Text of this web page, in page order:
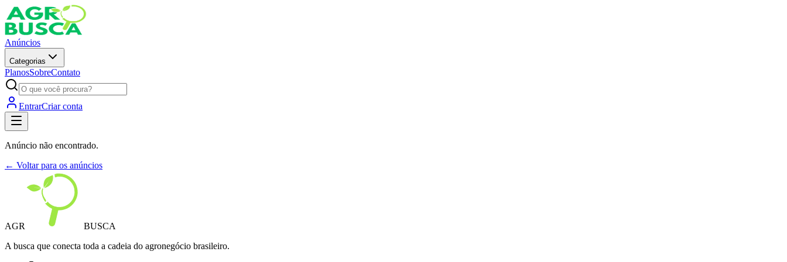
Anúncios
Categorias
PlanosSobreContato
EntrarCriar conta
Anúncio não encontrado.
← Voltar para os anúncios
AGR
BUSCA
A busca que conecta toda a cadeia do agronegócio brasileiro.